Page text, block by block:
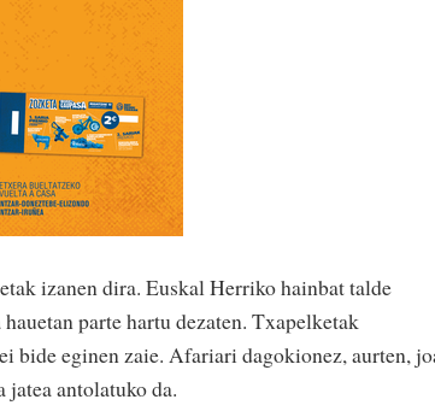
izanen dira. Euskal Herriko hainbat talde
parte hartu dezaten. Txapelketak
bide eginen zaie. Afariari dagokionez, aurten,
jatea antolatuko da.